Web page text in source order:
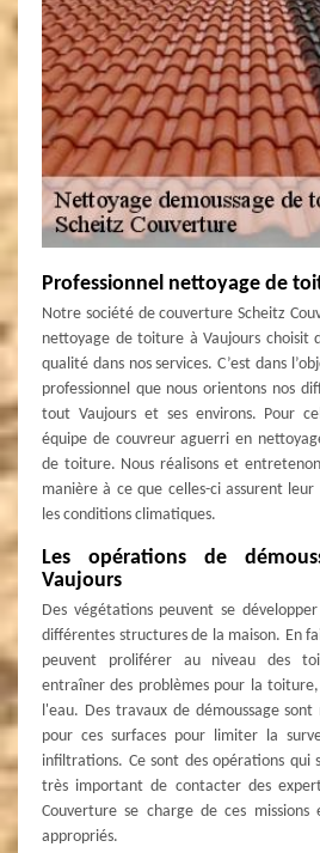
Professionnel nettoyage de
Notre société de couverture Scheitz
nettoyage de toiture à Vaujours choisit
qualité dans nos services. C’est dans
professionnel que nous orientons nos
tout Vaujours et ses environs. Pour
équipe de couvreur aguerri en
de toiture. Nous réalisons et
manière à ce que celles-ci assurent
les conditions climatiques.
Les opérations de
Vaujours
Des végétations peuvent se
différentes structures de la maison. En
peuvent proliférer au niveau des
entraîner des problèmes pour la
l'eau. Des travaux de démoussage
pour ces surfaces pour limiter la
infiltrations. Ce sont des opérations
très important de contacter des
Couverture se charge de ces
appropriés.